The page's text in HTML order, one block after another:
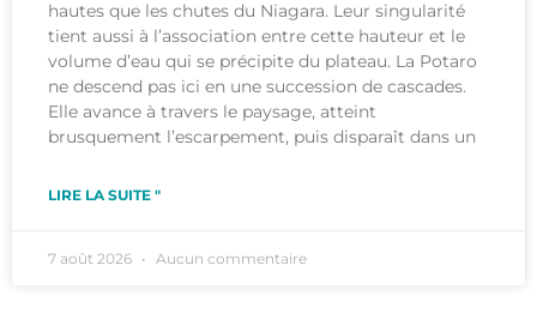
hautes que les chutes du Niagara. Leur singularité
tient aussi à l’association entre cette hauteur et le
volume d’eau qui se précipite du plateau. La Potaro
ne descend pas ici en une succession de cascades.
Elle avance à travers le paysage, atteint
brusquement l’escarpement, puis disparaît dans un
LIRE LA SUITE "
7 août 2026 Aucun commentaire